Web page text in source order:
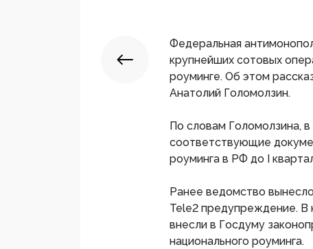
Федеральная
крупнейших сотовых
роуминге. Об этом
Анатолий Голомолзин.
По словам Голомолзина,
соответствующие
роуминга в РФ до I
Ранее ведомство
Tele2 предупреждение. В
внесли в Госдуму
национального роуминга.